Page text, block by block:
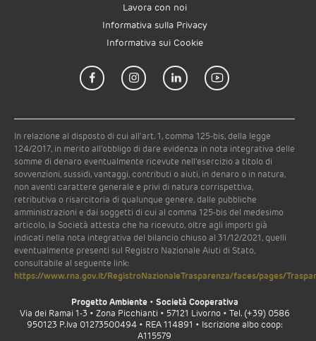
Lavora con noi
Informativa sulla Privacy
Informativa sui Cookie
In relazione al disposto di cui all'art. 1, comma 125-bis, della legge
124/2017, in merito all'obbligo di dare evidenza in nota integrativa delle
somme di denaro eventualmente ricevute nell'esercizio a titolo di
sovvenzioni, sussidi, vantaggi, contributi o aiuti, in denaro o in natura,
non aventi carattere generale e privi di natura corrispettiva,
retributiva o risarcitoria di qualunque genere, dalle pubbliche
amministrazioni e dai soggetti di cui al comma 125-bis del medesimo
articolo, la Società attesta che ha ricevuto, oltre agli importi già
indicati nella nota integrativa del bilancio chiuso al 31/12/2021, quelli
eventualmente presenti sul Registro Nazionale Aiuti di Stato,
consultabile al seguente link:
https://www.rna.gov.it/RegistroNazionaleTrasparenza/faces/pages/
Progetto Ambiente • Società Cooperativa
Via dei Ramai 1-3 • Zona Picchianti • 57121 Livorno • Tel. (+39) 0586
950123 P.Iva 01273500494 • REA 114891 • Iscrizione albo coop:
A115579